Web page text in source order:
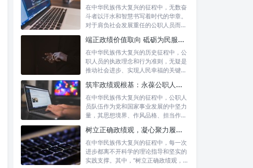
在中华民族伟大复兴的征程中，无数奋
斗者以汗水和智慧书写着时代的华章。
对于肩负社会发展重任的公职人员而
端正政绩价值取向 砥砺为民服务初心：新时代公仆的责任与担当
在中华民族伟大复兴的历史征程中，公
职人员的执政理念和行为准则，无疑是
推动社会进步、实现人民幸福的关键所
筑牢政绩观根基：永葆公职人员本色的时代考量与实践路径
在中华民族伟大复兴的征程中，公职人
员队伍作为党和国家事业发展的中坚力
量，其思想境界、作风品格、担当作为
树立正确政绩观，凝心聚力履职尽责：新时代下的治理智慧与实践路径
在中华民族伟大复兴的征程中，每一次
进步都离不开科学的理论指导和坚实的
实践支撑。其中，“树立正确政绩观，凝